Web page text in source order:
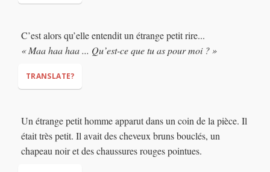
"This is ridiculous!"
"I can't change hay into
gold! That's impossible!"
C’est alors qu’elle entendit un étrange petit rire...
« Maa haa haa ... Qu’est-ce que tu as pour moi ? »
TRANSLATE?
"Hee hee hee... What do you have for me?"
Un étrange petit homme apparut dans un coin de la pièce. Il
était très petit. Il avait des cheveux bruns bouclés, un
chapeau noir et des chaussures rouges pointues.